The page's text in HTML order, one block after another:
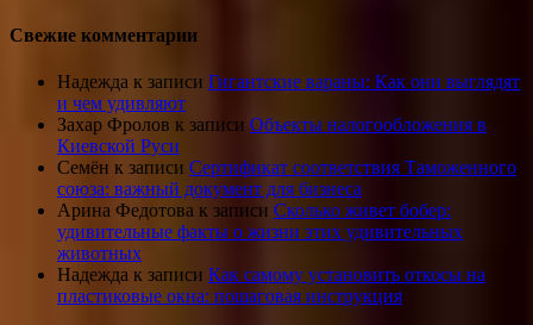
Свежие комментарии
Надежда к записи Гигантские вараны: Как они выглядят
и чем удивляют
Захар Фролов к записи Объекты налогообложения в
Киевской Руси
Семён к записи Сертификат соответствия Таможенного
союза: важный документ для бизнеса
Арина Федотова к записи Сколько живет бобер:
удивительные факты о жизни этих удивительных
животных
Надежда к записи Как самому установить откосы на
пластиковые окна: пошаговая инструкция